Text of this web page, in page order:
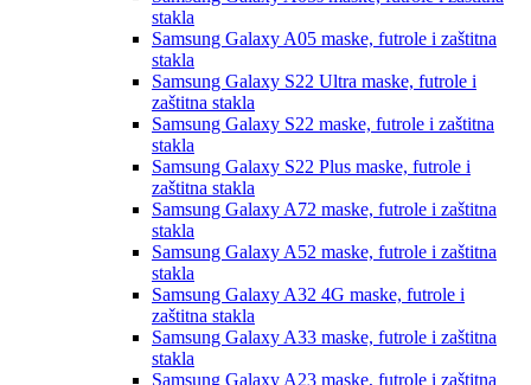
stakla
Samsung Galaxy A05 maske, futrole i zaštitna
stakla
Samsung Galaxy S22 Ultra maske, futrole i
zaštitna stakla
Samsung Galaxy S22 maske, futrole i zaštitna
stakla
Samsung Galaxy S22 Plus maske, futrole i
zaštitna stakla
Samsung Galaxy A72 maske, futrole i zaštitna
stakla
Samsung Galaxy A52 maske, futrole i zaštitna
stakla
Samsung Galaxy A32 4G maske, futrole i
zaštitna stakla
Samsung Galaxy A33 maske, futrole i zaštitna
stakla
Samsung Galaxy A23 maske, futrole i zaštitna